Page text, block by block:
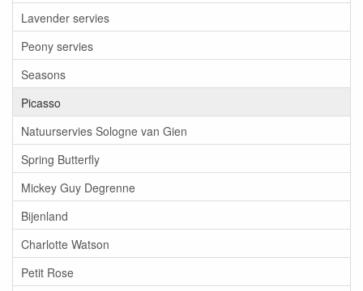
Lavender servies
Peony servies
Seasons
Picasso
Natuurservies Sologne van Gien
Spring Butterfly
Mickey Guy Degrenne
Bijenland
Charlotte Watson
Petit Rose